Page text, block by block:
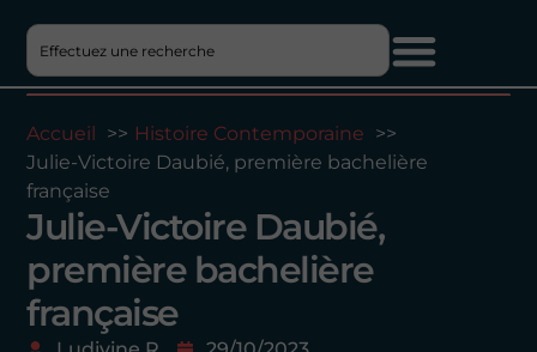
Accueil
Histoire Contemporaine
Julie-Victoire Daubié, première bachelière
française
Julie-Victoire Daubié,
première bachelière
française